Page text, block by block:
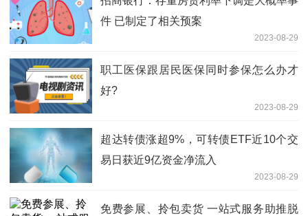
件 已制定了相关预案
2023-08-29
职工医保跟居民医保同时参保怎么办才
好?
2023-08-29
超达转债涨超9%，可转债ETF近10个交
易日获近9亿资金净流入
2023-08-29
免费参展、拎包卖货 一站式服务助推脱